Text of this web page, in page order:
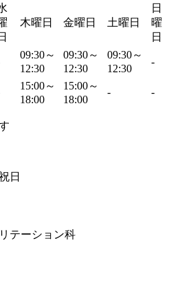
木曜日 金曜日 土曜日
日
曜
日
09:30～
12:30
09:30～
12:30
09:30～
12:30
-
15:00～
18:00
15:00～
18:00
- -
日
テーション科